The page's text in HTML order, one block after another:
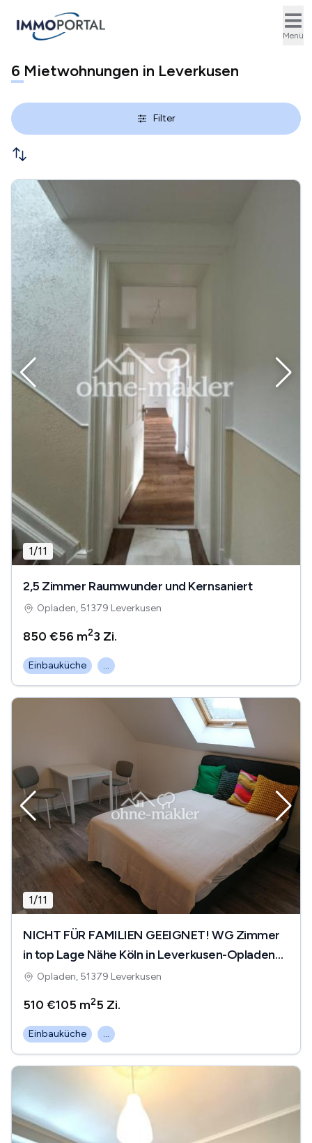
Menü
6 Mietwohnungen in Leverkusen
Filter
1/11
2,5 Zimmer Raumwunder und Kernsaniert
Opladen, 51379 Leverkusen
850 €56 m23 Zi.
Einbauküche ...
1/11
NICHT FÜR FAMILIEN GEEIGNET! WG Zimmer
in top Lage Nähe Köln in Leverkusen-Opladen
City Erstbezug
Opladen, 51379 Leverkusen
510 €105 m25 Zi.
Einbauküche ...